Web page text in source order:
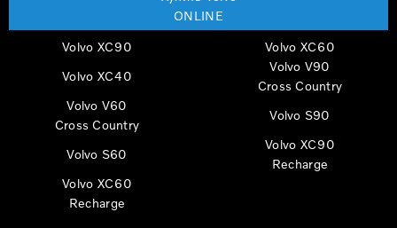
ONLINE
Volvo XC90
Volvo XC60
Volvo XC40
Volvo V90
Cross Country
Volvo V60
Cross Country
Volvo S90
Volvo S60
Volvo XC90
Recharge
Volvo XC60
Recharge